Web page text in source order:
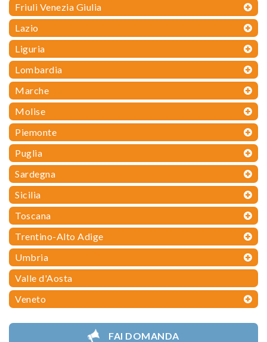
Friuli Venezia Giulia
Lazio
Liguria
Lombardia
Marche
Molise
Piemonte
Puglia
Sardegna
Sicilia
Toscana
Trentino-Alto Adige
Umbria
Valle d'Aosta
Veneto
FAI DOMANDA